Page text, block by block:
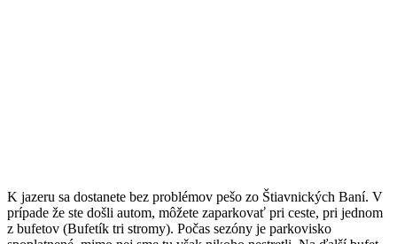
K jazeru sa dostanete bez problémov pešo zo Štiavnických Baní. V
prípade že ste došli autom, môžete zaparkovať pri ceste, pri jednom
z bufetov (Bufetík tri stromy). Počas sezóny je parkovisko